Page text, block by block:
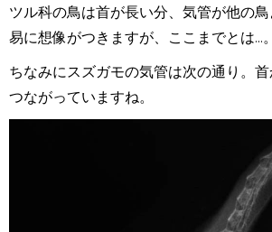
ツル科の鳥は首が長い分、気管が他の
易に想像がつきますが、ここまでとは...。
ちなみにスズガモの気管は次の通り。
つながっていますね。